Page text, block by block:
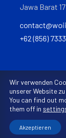
Jawa Barat
+62 (856) 7333
© 2023 –
Wir verwenden
unserer Website
You can find out
them off in
Akzeptieren